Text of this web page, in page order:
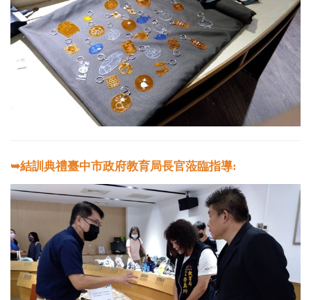
➥結訓典禮臺中市政府教育局長官蒞臨指導: